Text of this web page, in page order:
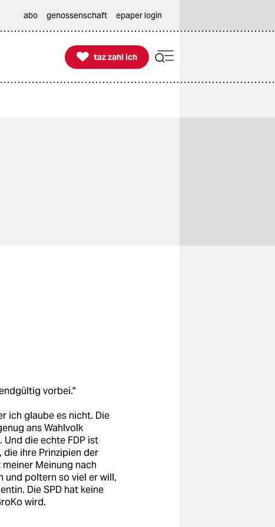
abo genossenschaft epaper login

taz zahl ich
taz zahl ich
vorbei."
ich glaube es nicht. Die
ans Wahlvolk
die echte FDP ist
ihre Prinzipien der
Meinung nach
und poltern so viel er will,
Die SPD hat keine
wird.